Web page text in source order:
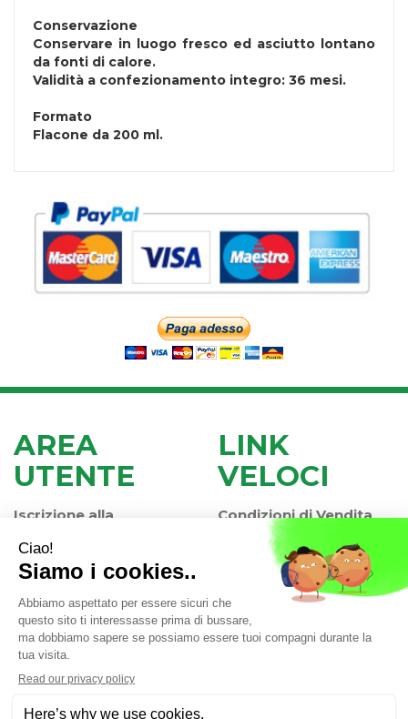
Conservazione
Conservare in luogo fresco ed asciutto lontano
da fonti di calore.
Validità a confezionamento integro: 36 mesi.
Formato
Flacone da 200 ml.
AREA
UTENTE
Iscrizione alla
Newsletter
Contatti
Informativa Privacy
LINK
VELOCI
Condizioni di Vendita
Modalità di Pagamento
Modalità di Spedizione
e Ritiro
Valli di Chioggia (VE)